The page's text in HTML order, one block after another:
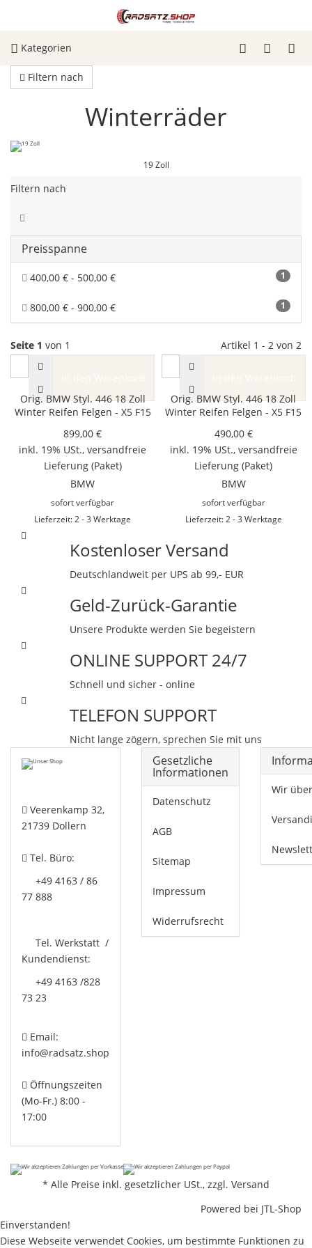
Kategorien
Filtern nach
Winterräder
19 Zoll
Filtern nach
Preisspanne
1
400,00 € - 500,00 €
1
800,00 € - 900,00 €
Seite 1 von 1 Artikel 1 - 2 von 2
BMW
Orig. BMW Styl. 446 18 Zoll
Winter Reifen Felgen - X5 F15
899,00 €
inkl. 19% USt., versandfreie
Lieferung (Paket)
sofort verfügbar
Lieferzeit: 2 - 3 Werktage
BMW
Orig. BMW Styl. 446 18 Zoll
Winter Reifen Felgen - X5 F15
490,00 €
inkl. 19% USt., versandfreie
Lieferung (Paket)
sofort verfügbar
Lieferzeit: 2 - 3 Werktage
Kostenloser Versand
Deutschlandweit per UPS ab 99,- EUR
Geld-Zurück-Garantie
Unsere Produkte werden Sie begeistern
ONLINE SUPPORT 24/7
Schnell und sicher - online
TELEFON SUPPORT
Nicht lange zögern, sprechen Sie mit uns
Veerenkamp 32,
21739 Dollern
Tel. Büro:
+49 4163 / 86
77 888
Tel. Werkstatt /
Kundendienst:
+49 4163 /828
73 23
Email:
info@radsatz.shop
Öffnungszeiten
(Mo-Fr.) 8:00 -
17:00
Gesetzliche
Informationen
Datenschutz
AGB
Sitemap
Impressum
Widerrufsrecht
Wir
* Alle Preise inkl. gesetzlicher USt., zzgl. Versand
Powered bei JTL-Shop
Einverstanden!
Diese Webseite verwendet Cookies, um bestimmte Funktionen zu